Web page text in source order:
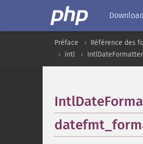
Préface Référence des
intl
IntlDateFormatter